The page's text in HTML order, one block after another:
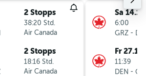
2 Stopps
38:20 Std.
Air Canada
2 Stopps
18:16 Std.
Air Canada
Sa 14.11.
6:00
GRZ -
Fr 27.11.
11:39
DEN -